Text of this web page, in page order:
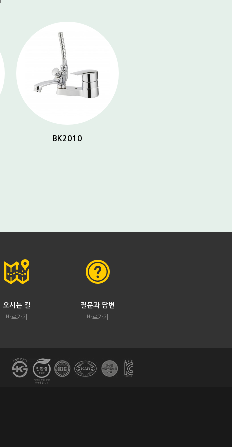
BK2010
오시는 길
바로가기
질문과 답변
바로가기